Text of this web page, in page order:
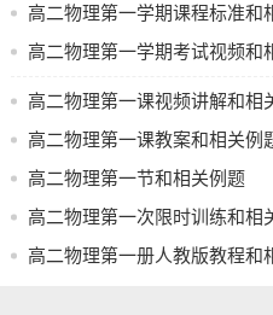
时他们之间的作用力为多少？
答案：接触后平分电量后，A
律可得，此时作用力为F/2。
2. 题目：一个均匀带电的球壳
的电荷），他们之间的作用力
答案：此类问题可以先求球壳
解。
高二物理第一学期课程标准和
高二物理第一学期考试视频和
高二物理第一课视频讲解和相
高二物理第一课教案和相关例
高二物理第一节和相关例题
高二物理第一次限时训练和相
高二物理第一册人教版教程和